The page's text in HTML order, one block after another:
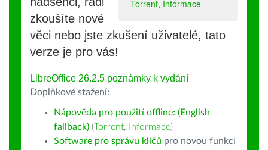
Torrent, Informace
zkoušíte nové
věci nebo jste zkušení uživatelé, tato
verze je pro vás!
LibreOffice 26.2.5 poznámky k vydání
Doplňkové stažení:
Nápověda pro použití offline: (English
fallback) (Torrent, Informace)
Software pro správu klíčů pro novou funkci